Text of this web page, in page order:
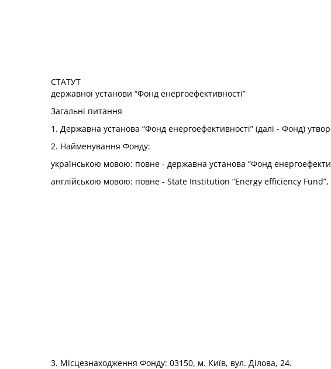
СТАТУТ
державної установи “Фонд енергоефективності”
Загальні питання
1. Державна установа “Фонд енергоефективності” (далі - Фонд)
2. Найменування Фонду:
українською мовою: повне - державна установа “Фонд
англійською мовою: повне - State Institution “Energy efficiency Fund”,
3. Місцезнаходження Фонду: 03150, м. Київ, вул. Ділова, 24.